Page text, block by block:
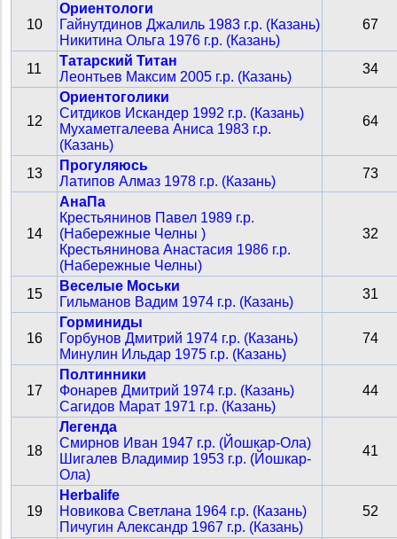
10
Ориентологи
Гайнутдинов Джалиль 1983 г.р. (Казань)
Никитина Ольга 1976 г.р. (Казань)
67
11
Татарский Титан
Леонтьев Максим 2005 г.р. (Казань)
34
12
Ориентоголики
Ситдиков Искандер 1992 г.р. (Казань)
Мухаметгалеева Аниса 1983 г.р.
(Казань)
64
13
Прогуляюсь
Латипов Алмаз 1978 г.р. (Казань)
73
14
АнаПа
Крестьянинов Павел 1989 г.р.
(Набережные Челны )
Крестьянинова Анастасия 1986 г.р.
(Набережные Челны)
32
15
Веселые Моськи
Гильманов Вадим 1974 г.р. (Казань)
31
16
Горминиды
Горбунов Дмитрий 1974 г.р. (Казань)
Минулин Ильдар 1975 г.р. (Казань)
74
17
Полтинники
Фонарев Дмитрий 1974 г.р. (Казань)
Сагидов Марат 1971 г.р. (Казань)
44
18
Легенда
Смирнов Иван 1947 г.р. (Йошкар-Ола)
Шигалев Владимир 1953 г.р. (Йошкар-
Ола)
41
19
Herbalife
Новикова Светлана 1964 г.р. (Казань)
Пичугин Александр 1967 г.р. (Казань)
52